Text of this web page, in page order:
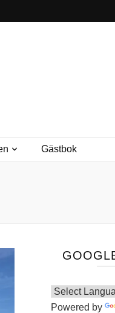
Gästbok
Powered by